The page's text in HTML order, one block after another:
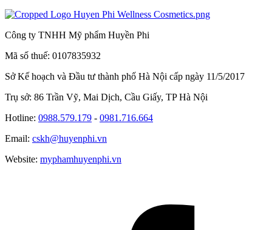
Công ty TNHH Mỹ phẩm Huyền Phi
Mã số thuế: 0107835932
Sở Kế hoạch và Đầu tư thành phố Hà Nội cấp ngày 11/5/2017
Trụ sở: 86 Trần Vỹ, Mai Dịch, Cầu Giấy, TP Hà Nội
Hotline: 0988.579.179 - 0981.716.664
Email: cskh@huyenphi.vn
Website: myphamhuyenphi.vn